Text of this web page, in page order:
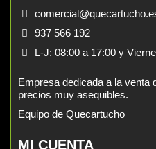
937 566 192
L-J: 08:00 a 17:00 y
Empresa dedicada a la venta
precios muy asequibles.
Equipo de Quecartucho
MI CUENTA